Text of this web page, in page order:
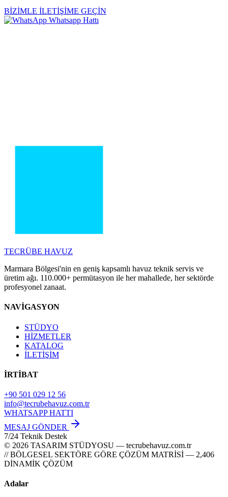
BİZİMLE İLETİŞİME GEÇİN
Whatsapp Hattı
TECRÜBE HAVUZ
Marmara Bölgesi'nin en geniş kapsamlı havuz teknik servis ve
üretim ağı. 110.000+ permütasyon ile her mahallede, her sektörde
profesyonel zanaat.
NAVİGASYON
STÜDYO
HİZMETLER
KATALOG
İLETİŞİM
İRTİBAT
+90 501 029 12 56
info@tecrubehavuz.com.tr
WHATSAPP HATTI
MESAJ GÖNDER
7/24 Teknik Destek
© 2026 TASARIM STÜDYOSU — tecrubehavuz.com.tr
// BÖLGESEL SEKTÖRE GÖRE ÇÖZÜM MATRİSİ — 2,406
DİNAMİK ÇÖZÜM
Adalar